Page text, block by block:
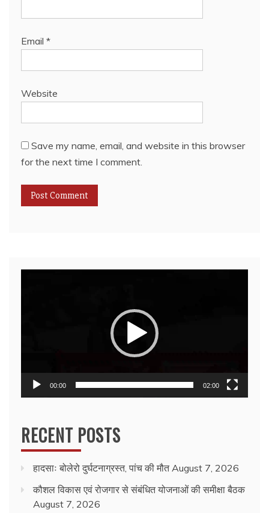
Email *
Website
Save my name, email, and website in this browser
for the next time I comment.
00:00 02:00
RECENT POSTS
हादसाः बोलेरो दुर्घटनाग्रस्त, पांच की मौत August 7, 2026
कौशल विकास एवं रोजगार से संबंधित योजनाओं की समीक्षा बैठक
August 7, 2026